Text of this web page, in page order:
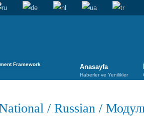
Framework Anasayfa
Haberler ve Yenilikler
/ Russian /